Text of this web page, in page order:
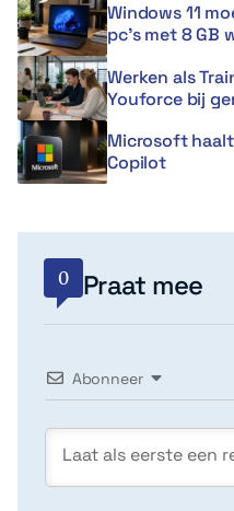
Windows 11
pc’s met 8 GB
Werken als
Youforce bij
Microsoft haalt
Copilot
0 Praat mee
Abonneer